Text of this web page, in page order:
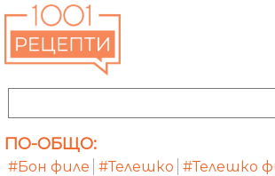
ПО-ОБЩО:
#Бон филе #Телешко #Телешко